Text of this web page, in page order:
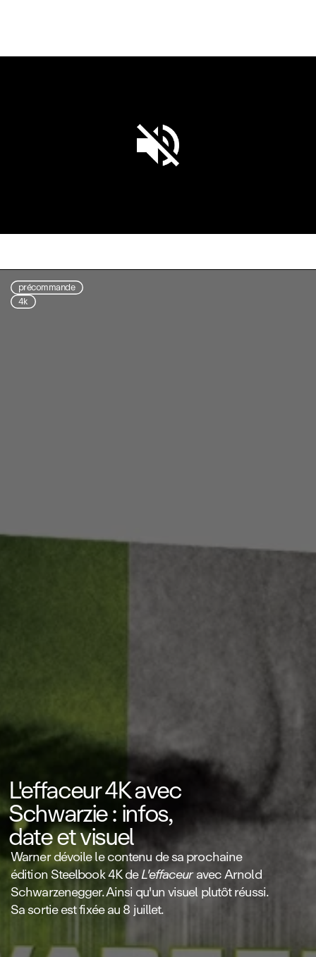
Unmute Settings
précommande
4k
L'effaceur 4K avec
Schwarzie : infos,
date et visuel
Warner dévoile le contenu de sa prochaine
édition Steelbook 4K deL'effaceuravec Arnold
Schwarzenegger. Ainsi qu'un visuel plutôt réussi.
Sa sortie est fixée au 8 juillet.